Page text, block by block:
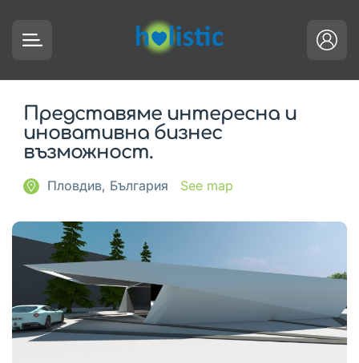
Представяме интересна и
иновативна бизнес
възможност.
Пловдив, България See map